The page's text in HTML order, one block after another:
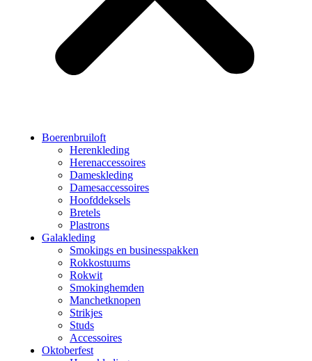
Boerenbruiloft
Herenkleding
Herenaccessoires
Dameskleding
Damesaccessoires
Hoofddeksels
Bretels
Plastrons
Galakleding
Smokings en businesspakken
Rokkostuums
Rokwit
Smokinghemden
Manchetknopen
Strikjes
Studs
Accessoires
Oktoberfest